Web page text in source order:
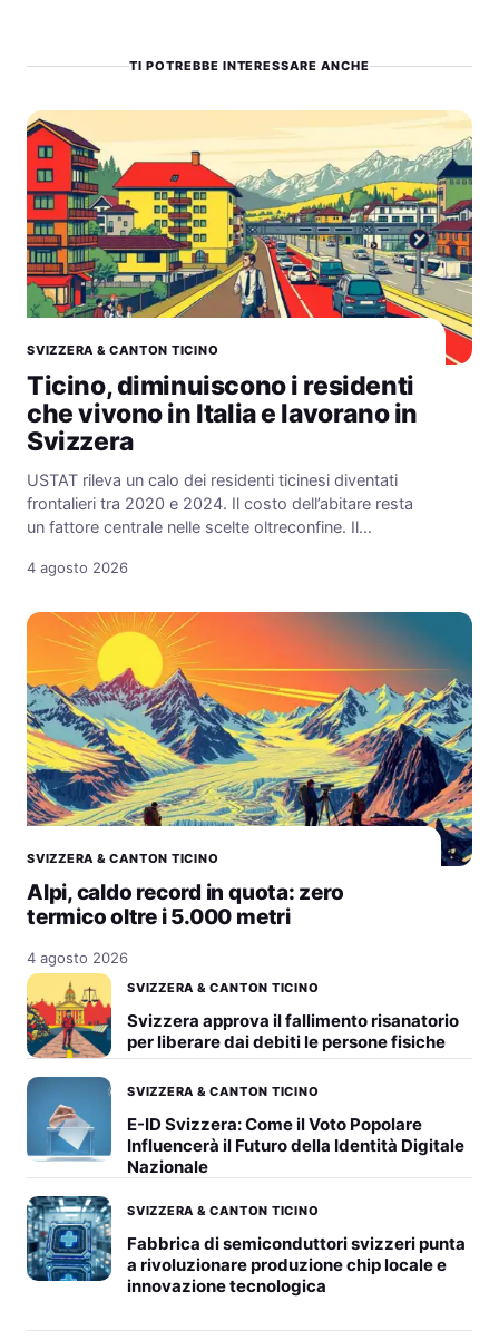
TI POTREBBE INTERESSARE ANCHE
SVIZZERA & CANTON TICINO
Ticino, diminuiscono i residenti
che vivono in Italia e lavorano in
Svizzera
USTAT rileva un calo dei residenti ticinesi diventati
frontalieri tra 2020 e 2024. Il costo dell’abitare resta
un fattore centrale nelle scelte oltreconfine. Il…
4 agosto 2026
SVIZZERA & CANTON TICINO
Alpi, caldo record in quota: zero
termico oltre i 5.000 metri
4 agosto 2026
SVIZZERA & CANTON TICINO
Svizzera approva il fallimento risanatorio
per liberare dai debiti le persone fisiche
SVIZZERA & CANTON TICINO
E-ID Svizzera: Come il Voto Popolare
Influencerà il Futuro della Identità Digitale
Nazionale
SVIZZERA & CANTON TICINO
Fabbrica di semiconduttori svizzeri punta
a rivoluzionare produzione chip locale e
innovazione tecnologica